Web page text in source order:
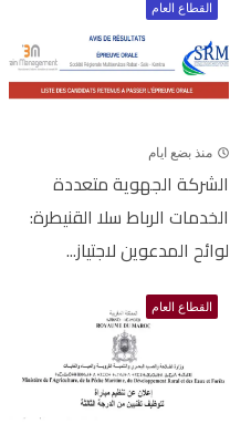
القطاع العام
منذ بضع ايام
الشركة الجهوية متعددة
الخدمات الرباط سلا القنيطرة:
لوائح المدعوين لاجتياز...
القطاع العام